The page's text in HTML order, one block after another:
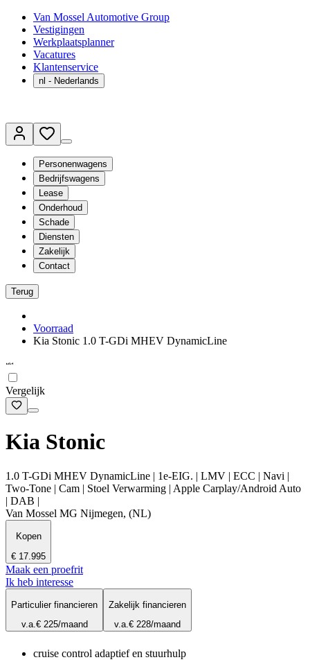
Van Mossel Automotive Group
Vestigingen
Werkplaatsplanner
Vacatures
Klantenservice
nl - Nederlands
Personenwagens
Bedrijfswagens
Lease
Onderhoud
Schade
Diensten
Zakelijk
Contact
Terug
Voorraad
Kia Stonic 1.0 T-GDi MHEV DynamicLine
Vergelijk
Kia Stonic
1.0 T-GDi MHEV DynamicLine | 1e-EIG. | LMV | ECC | Navi |
Two-Tone | Cam | Stoel Verwarming | Apple Carplay/Android Auto
| DAB |
Van Mossel MG Nijmegen, (NL)
Kopen
€ 17.995
Maak een proefrit
Ik heb interesse
Particulier financieren
v.a.€ 225/maand
Zakelijk financieren
v.a.€ 228/maand
cruise control adaptief en stuurhulp